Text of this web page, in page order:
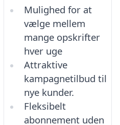
Mulighed for at
vælge mellem
mange opskrifter
hver uge
Attraktive
kampagnetilbud til
nye kunder.
Fleksibelt
abonnement uden